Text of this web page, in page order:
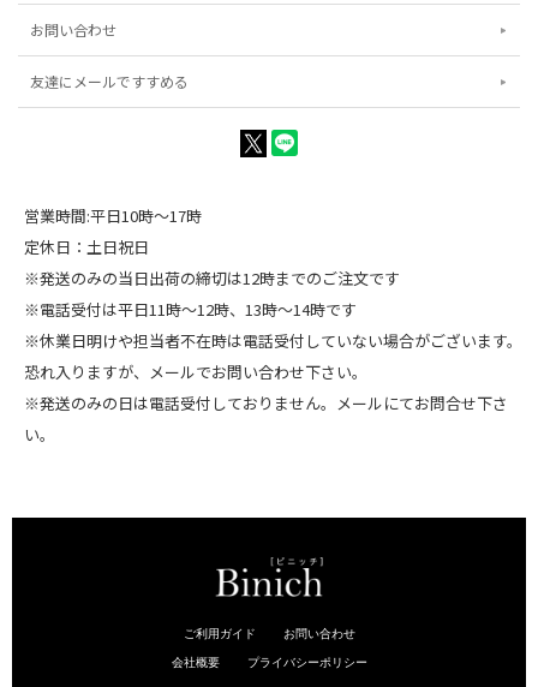
お問い合わせ
友達にメールですすめる
営業時間:平日10時～17時
定休日：土日祝日
※発送のみの当日出荷の締切は12時までのご注文です
※電話受付は平日11時～12時、13時～14時です
※休業日明けや担当者不在時は電話受付していない場合がございます。
恐れ入りますが、メールでお問い合わせ下さい。
※発送のみの日は電話受付しておりません。メールにてお問合せ下さ
い。